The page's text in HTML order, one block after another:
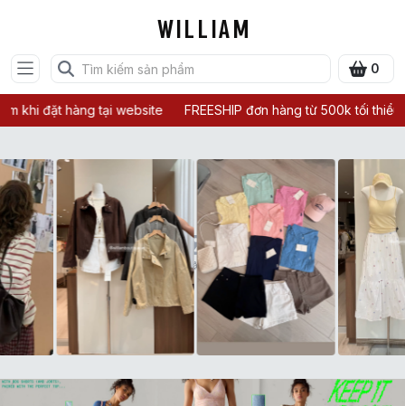
W I L L I A M
0
đặt hàng tại website FREESHIP đơn hàng từ 500k tối thiểu 2